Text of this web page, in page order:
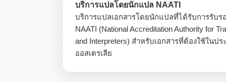
บริการแปลโดยนักแปล NAATI
บริการแปลเอกสารโดยนักแปลที่ได้รับการรับร
NAATI (National Accreditation Authority for
and Interpreters) สำหรับเอกสารที่ต้องใช้ในปร
ออสเตรเลีย